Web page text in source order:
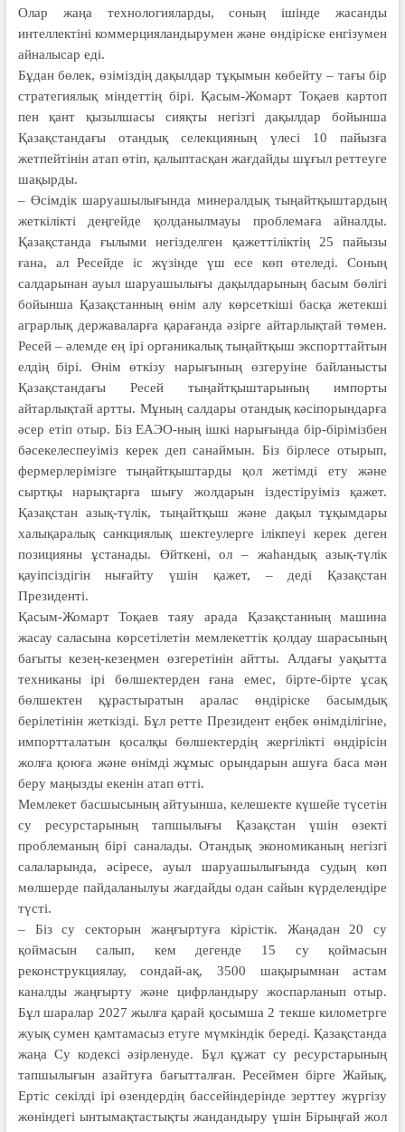
Олар жаңа технологияларды, соның ішінде жасанды
интеллектіні коммерцияландырумен және өндіріске енгізумен
айналысар еді.
Бұдан бөлек, өзіміздің дақылдар тұқымын көбейту – тағы бір
страте­гиялық міндеттің бірі. Қасым-Жомарт Тоқаев картоп
пен қант қызылшасы сияқты негізгі дақылдар бойынша
Қазақстандағы отандық селекцияның үлесі 10 пайызға
жетпейтінін атап өтіп, қалыптасқан жағдайды шұғыл реттеуге
шақырды.
– Өсімдік шаруашылығында ми­не­ралдық тыңайтқыштардың
жет­кілікті деңгейде қолданылмауы проб­лемаға айналды.
Қазақстанда ғылыми негізделген қажеттіліктің 25 пайызы
ғана, ал Ресейде іс жүзінде үш есе көп өтеледі. Соның
салдарынан ауыл шаруашылығы дақылдарының ба­сым бөлігі
бойынша Қазақстанның өнім алу көрсеткіші басқа жетекші
аграрлық державаларға қарағанда әзірге айтарлықтай төмен.
Ресей – әлемде ең ірі органикалық тыңайтқыш экспорттайтын
елдің бірі. Өнім өткізу нарығының өзгеруіне байланысты
Қазақстандағы Ресей тыңайтқыштарының импорты
айтарлықтай артты. Мұның салдары отандық кәсіпорындарға
әсер етіп отыр. Біз ЕАЭО-ның ішкі нарығында бір-бірімізбен
бәсекелеспеуіміз керек деп санаймын. Біз бірлесе отырып,
фермерлерімізге тыңайтқыштарды қол жетімді ету және
сыртқы нарықтарға шығу жолдарын іздестіруіміз қажет.
Қазақстан азық-түлік, тыңайтқыш және дақыл тұқымдары
халықаралық санкциялық шектеулерге ілікпеуі керек деген
позицияны ұстанады. Өйткені, ол – жаһандық азық-түлік
қауіпсіздігін нығайту үшін қажет, – деді Қазақстан
Президенті.
Қасым-Жомарт Тоқаев таяу арада Қазақстанның машина
жасау саласына көрсетілетін мемлекеттік қолдау шарасының
бағыты кезең-кезеңмен өзгеретінін айтты. Алдағы уақытта
техниканы ірі бөлшектерден ғана емес, бірте-бірте ұсақ
бөлшектен құрастыратын аралас өндіріске басымдық
берілетінін жеткізді. Бұл ретте Президент еңбек өнімділігіне,
импортталатын қосалқы бөлшектердің жергілікті өндірісін
жолға қоюға және өнімді жұмыс орындарын ашуға баса мән
беру маңызды екенін атап өтті.
Мемлекет басшысының айтуынша, келешекте күшейе түсетін
су ресурс­тарының тапшылығы Қазақстан үшін өзекті
проблеманың бірі сана­лады. Отандық экономиканың не­гіз­гі
салаларында, әсіресе, ауыл шаруа­шылығында судың көп
мөлшерде пайдаланылуы жағдайды одан сайын күрделендіре
түсті.
– Біз су секторын жаңғыртуға кі­рістік. Жаңадан 20 су
қоймасын салып, кем дегенде 15 су қоймасын
реконструкциялау, сондай-ақ, 3500 шақырымнан астам
каналды жаңғырту және цифрландыру жоспарланып отыр.
Бұл шаралар 2027 жылға қарай қосымша 2 текше километрге
жуық сумен қамтамасыз етуге мүмкіндік береді. Қазақстанда
жаңа Су кодексі әзірленуде. Бұл құжат су ресурстарының
тапшылығын азайтуға бағытталған. Ресеймен бірге Жайық,
Ертіс секілді ірі өзендердің бассейіндерінде зерттеу жүргізу
жөніндегі ынтымақтастықты жандандыру үшін Бірыңғай жол